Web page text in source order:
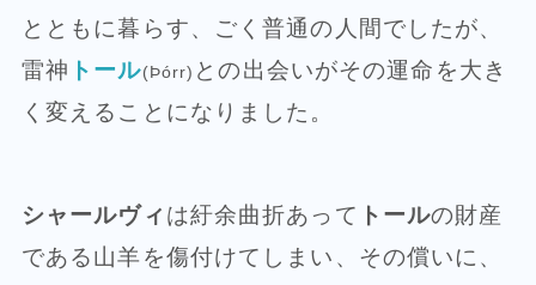
とともに暮らす、ごく普通の人間でしたが、
雷神 トール(Þórr) との出会いがその運命を大き
く変えることになりました。
シャールヴィ は紆余曲折あって トールの財産
である山羊を傷付けてしまい、その償いに、